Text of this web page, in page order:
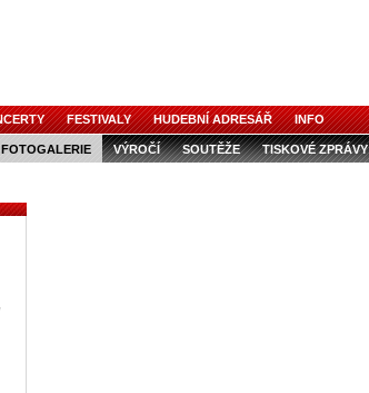
FESTIVALY HUDEBNÍ ADRESÁŘ INFO
FOTOGALERIE VÝROČÍ SOUTĚŽE TISKOVÉ ZPRÁVY